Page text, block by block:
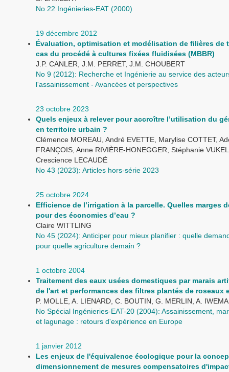
No 22 Ingénieries-EAT (2000)
19 décembre 2012
Évaluation, optimisation et modélisation de filières de
cas du procédé à cultures fixées fluidisées (MBBR)
J.P. CANLER, J.M. PERRET, J.M. CHOUBERT
No 9 (2012): Recherche et Ingénierie au service des
l'assainissement - Avancées et perspectives
23 octobre 2023
Quels enjeux à relever pour accroître l’utilisation du
en territoire urbain ?
Clémence MOREAU, André EVETTE, Marylise COTTET,
FRANÇOIS, Anne RIVIÈRE-HONEGGER, Stéphanie
Crescience LECAUDÉ
No 43 (2023): Articles hors-série 2023
25 octobre 2024
Efficience de l’irrigation à la parcelle. Quelles marges
pour des économies d’eau ?
Claire WITTLING
No 45 (2024): Anticiper pour mieux planifier : quelle
pour quelle agriculture demain ?
1 octobre 2004
Traitement des eaux usées domestiques par marais
de l'art et performances des filtres plantés de roseaux
P. MOLLE, A. LIENARD, C. BOUTIN, G. MERLIN, A. IWEMA
No Spécial Ingénieries-EAT-20 (2004): Assainissement,
et lagunage : retours d'expérience en Europe
1 janvier 2012
Les enjeux de l'équivalence écologique pour la
dimensionnement de mesures compensatoires